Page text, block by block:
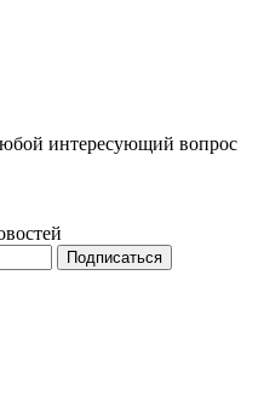
интересующий вопрос
Подписаться